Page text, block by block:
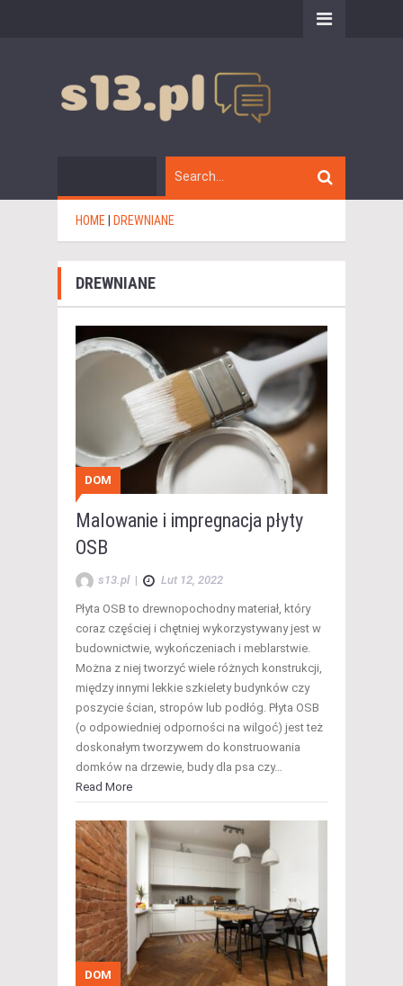
HOME DREWNIANE
DREWNIANE
DOM
Malowanie i impregnacja płyty
OSB
s13.pl | Lut 12, 2022
Płyta OSB to drewnopochodny materiał, który
coraz częściej i chętniej wykorzystywany jest w
budownictwie, wykończeniach i meblarstwie.
Można z niej tworzyć wiele różnych konstrukcji,
między innymi lekkie szkielety budynków czy
poszycie ścian, stropów lub podłóg. Płyta OSB
(o odpowiedniej odporności na wilgoć) jest też
doskonałym tworzywem do konstruowania
domków na drzewie, budy dla psa czy…
Read More
DOM